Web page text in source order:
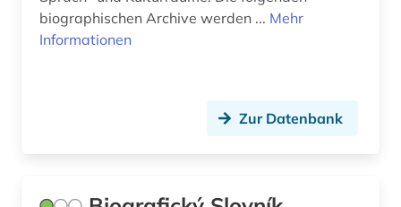
geschichte 500-1850 (1)
geschichtswissenschaft (2)
gesellschaftliche organisation (1)
Rheinland-Pfalz (2)
biographischen Archive werden ... Mehr
Informationen
Zur Datenbank